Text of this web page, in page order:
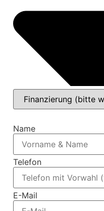
Name
Telefon
E-Mail